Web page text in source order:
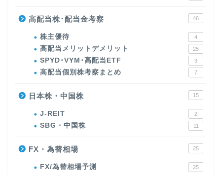
高配当株･配当金考察 46
株主優待 4
高配当メリットデメリット 25
SPYD･VYM･高配当ETF 9
高配当個別株考察まとめ 7
日本株・中国株 15
J-REIT 2
SBG・中国株 11
FX・為替相場 25
FX/為替相場予測 25